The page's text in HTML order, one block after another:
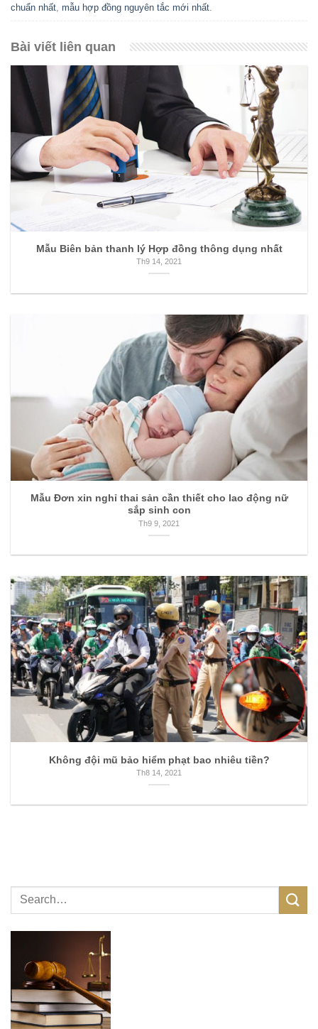
chuẩn nhất mẫu hợp đồng nguyên tắc mới nhất
Bài viết liên quan
Mẫu Biên bản thanh lý Hợp đồng thông dụng nhất
Th9 14, 2021
Mẫu Đơn xin nghỉ thai sản cần thiết cho lao động nữ
sắp sinh con
Th9 9, 2021
Không đội mũ bảo hiểm phạt bao nhiêu tiền?
Th8 14, 2021